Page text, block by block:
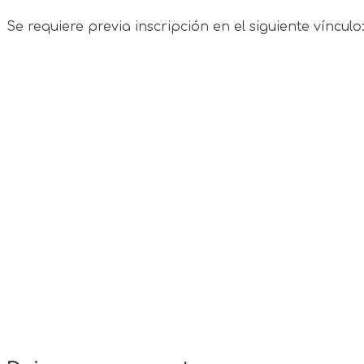
Se requiere previa inscripción en el siguiente